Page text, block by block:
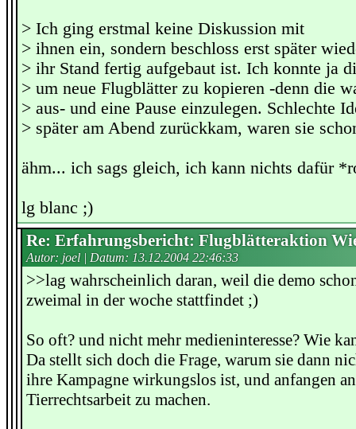
> Ich ging erstmal keine Diskussion mit
> ihnen ein, sondern beschloss erst später
> ihr Stand fertig aufgebaut ist. Ich konnte ja
> um neue Flugblätter zu kopieren -denn die
> aus- und eine Pause einzulegen. Schlechte
> später am Abend zurückkam, waren sie
ähm... ich sags gleich, ich kann nichts dafür
lg blanc ;)
Re: Erfahrungsbericht: Flugblätteraktion
Autor: joel | Datum: 13.12.2004 22:46:33
>>lag wahrscheinlich daran, weil die demo
zweimal in der woche stattfindet ;)
So oft? und nicht mehr medieninteresse? Wie
Da stellt sich doch die Frage, warum sie dann
ihre Kampagne wirkungslos ist, und anfangen
Tierrechtsarbeit zu machen.